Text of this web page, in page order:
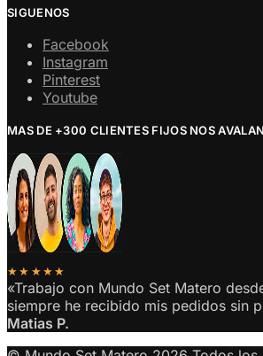
SIGUENOS
Facebook
Instagram
Pinterest
Youtube
MAS DE +300 CLIENTES FIJOS NOS AVALAN
★★★★★
«Trabajo con Mundo Set Matero
siempre he recibido mis pedidos sin
Matias P.